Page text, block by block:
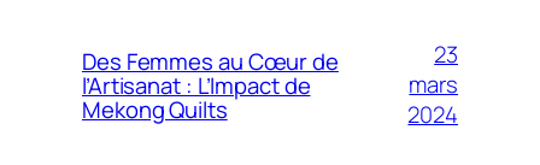
Des Femmes au Cœur de
l’Artisanat : L’Impact de
Mekong Quilts
23
mars
2024